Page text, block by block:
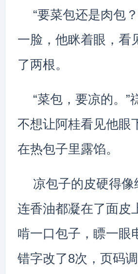
“要菜包还是肉包
一脸，他眯着眼，看
了两根。
“菜包，要凉的。
不想让阿桂看见他眼
在热包子里露馅。
凉包子的皮硬得
连香油都凝在了面皮
啃一口包子，瞟一
错字改了8次，页码